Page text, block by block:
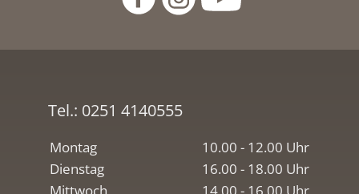
Tel.: 0251 4140555
Montag
10.00 - 12.00 Uhr
Dienstag
16.00 - 18.00 Uhr